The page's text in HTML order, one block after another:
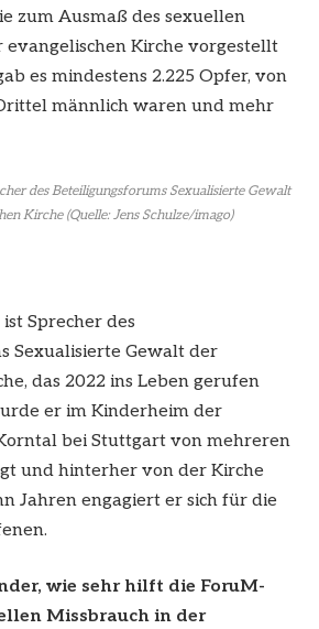
zum Ausmaß des sexuellen
evangelischen Kirche vorgestellt
es mindestens 2.225 Opfer, von
männlich waren und mehr
des Beteiligungsforums Sexualisierte Gewalt
Kirche (Quelle: Jens Schulze/imago)
Sprecher des
Sexualisierte Gewalt der
das 2022 ins Leben gerufen
er im Kinderheim der
bei Stuttgart von mehreren
und hinterher von der Kirche
Jahren engagiert er sich für die
wie sehr hilft die ForuM-
Missbrauch in der